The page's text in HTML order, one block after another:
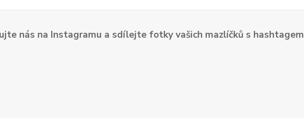
nás na Instagramu a sdílejte fotky vašich mazlíčků s hashtagem